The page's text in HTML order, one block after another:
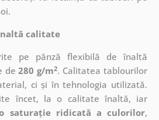
calitate
pe pânză flexibilă de înaltă
de280 g/m2. Calitatea tablourilor
ci și în tehnologia utilizată.
încet, la o calitate înaltă, iar
saturație ridicată a culorilor,